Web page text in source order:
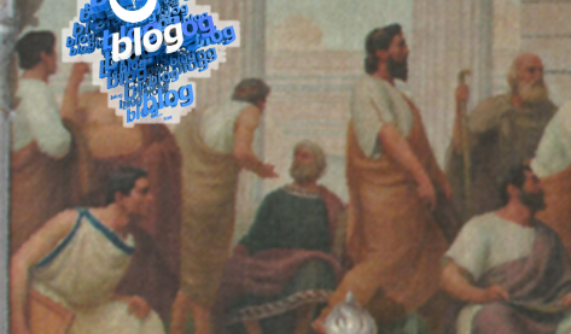
Ya
Öyle
Değilse?